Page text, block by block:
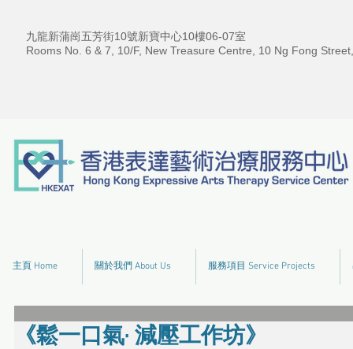
九龍新蒲崗五芳街10號新寶中心10樓06-07室
Rooms No. 6 & 7, 10/F, New Treasure Centre, 10 Ng Fong
主頁 Home 關於我們 About Us 服務項目 Service Projects
《鬆一口氣· 減壓工作坊》